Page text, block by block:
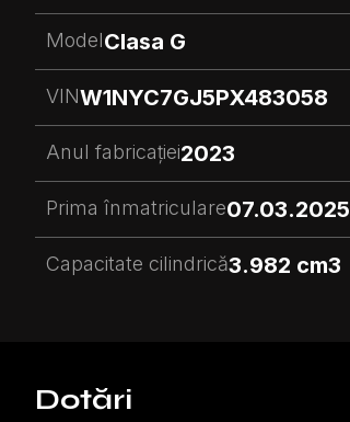
ModelClasa G
VINW1NYC7GJ5PX483058
Anul fabricației2023
Prima înmatriculare07.03.2025
Capacitate cilindrică3.982 cm3
Dotări